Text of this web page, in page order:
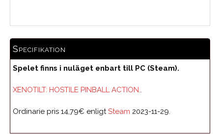
Specifikation
Spelet finns i nuläget enbart till PC (Steam).
XENOTILT: HOSTILE PINBALL ACTION..
Ordinarie pris 14,79€ enligtSteam 2023-11-29.